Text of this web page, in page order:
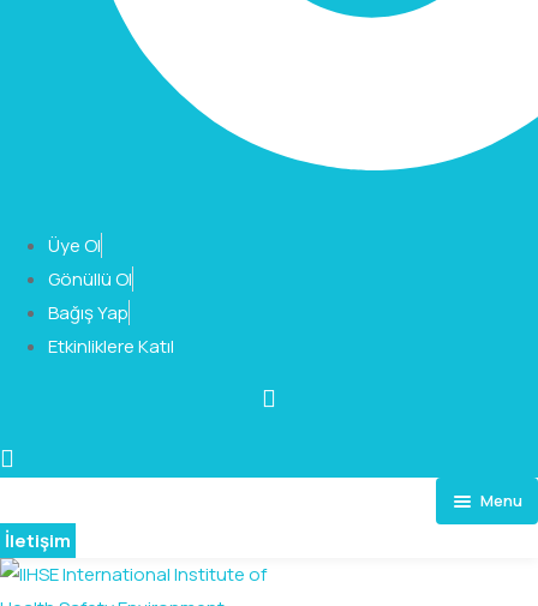
Üye Ol
Gönüllü Ol
Bağış Yap
Etkinliklere Katıl
Menu
Ana Sayfa
Hakkımızda
İletişim